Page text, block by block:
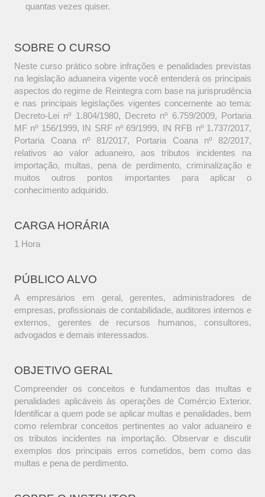
quantas vezes quiser.
SOBRE O CURSO
Neste curso prático sobre infrações e penalidades previstas
na legislação aduaneira vigente você entenderá os principais
aspectos do regime de Reintegra com base na jurisprudência
e nas principais legislações vigentes concernente ao tema:
Decreto-Lei nº 1.804/1980, Decreto nº 6.759/2009, Portaria
MF nº 156/1999, IN SRF nº 69/1999, IN RFB nº 1.737/2017,
Portaria Coana nº 81/2017, Portaria Coana nº 82/2017,
relativos ao valor aduaneiro, aos tributos incidentes na
importação, multas, pena de perdimento, criminalização e
muitos outros pontos importantes para aplicar o
conhecimento adquirido.
CARGA HORÁRIA
1 Hora
PÚBLICO ALVO
A empresários em geral, gerentes, administradores de
empresas, profissionais de contabilidade, auditores internos e
externos, gerentes de recursos humanos, consultores,
advogados e demais interessados.
OBJETIVO GERAL
Compreender os conceitos e fundamentos das multas e
penalidades aplicáveis às operações de Comércio Exterior.
Identificar a quem pode se aplicar multas e penalidades, bem
como relembrar conceitos pertinentes ao valor aduaneiro e
os tributos incidentes na importação. Observar e discutir
exemplos dos principais erros cometidos, bem como das
multas e pena de perdimento.